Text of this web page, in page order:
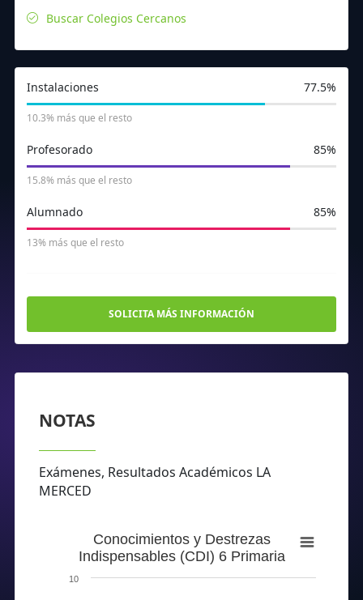
Buscar Colegios Cercanos
Instalaciones 77.5%
10.3% más que el resto
Profesorado 85%
15.8% más que el resto
Alumnado 85%
13% más que el resto
SOLICITA MÁS INFORMACIÓN
NOTAS
Exámenes, Resultados Académicos LA
MERCED
Conocimientos y Destrezas
Indispensables (CDI) 6 Primaria
10